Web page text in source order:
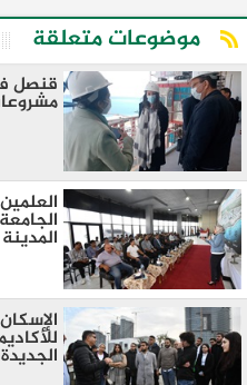
موضوعات متعلقة
قنصل
المدينة
الجديدة